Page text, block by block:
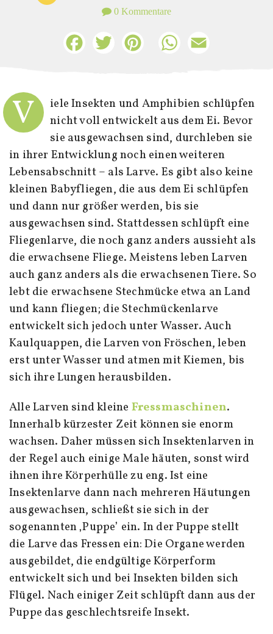
0 Kommentare
FacebookTwitter Pinterest WhatsApp
V
iele Insekten und Amphibien schlüpfen
nicht voll entwickelt aus dem Ei. Bevor
sie ausgewachsen sind, durchleben sie
in ihrer Entwicklung noch einen weiteren
Lebensabschnitt – als Larve. Es gibt also keine
kleinen Babyfliegen, die aus dem Ei schlüpfen
und dann nur größer werden, bis sie
ausgewachsen sind. Stattdessen schlüpft eine
Fliegenlarve, die noch ganz anders aussieht als
die erwachsene Fliege. Meistens leben Larven
auch ganz anders als die erwachsenen Tiere. So
lebt die erwachsene Stechmücke etwa an Land
und kann fliegen; die Stechmückenlarve
entwickelt sich jedoch unter Wasser. Auch
Kaulquappen, die Larven von Fröschen, leben
erst unter Wasser und atmen mit Kiemen, bis
sich ihre Lungen herausbilden.
Alle Larven sind kleine Fressmaschinen.
Innerhalb kürzester Zeit können sie enorm
wachsen. Daher müssen sich Insektenlarven in
der Regel auch einige Male häuten, sonst wird
ihnen ihre Körperhülle zu eng. Ist eine
Insektenlarve dann nach mehreren Häutungen
ausgewachsen, schließt sie sich in der
sogenannten ‚Puppe’ ein. In der Puppe stellt
die Larve das Fressen ein: Die Organe werden
ausgebildet, die endgültige Körperform
entwickelt sich und bei Insekten bilden sich
Flügel. Nach einiger Zeit schlüpft dann aus der
Puppe das geschlechtsreife Insekt.